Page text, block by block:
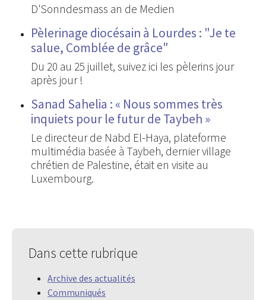
D'Sonndesmass an de Medien
Pèlerinage diocésain à Lourdes : "Je te
salue, Comblée de grâce"
Du 20 au 25 juillet, suivez ici les pèlerins jour
après jour !
Sanad Sahelia : « Nous sommes très
inquiets pour le futur de Taybeh »
Le directeur de Nabd El-Haya, plateforme
multimédia basée à Taybeh, dernier village
chrétien de Palestine, était en visite au
Luxembourg.
Dans cette rubrique
Archive des actualités
Communiqués